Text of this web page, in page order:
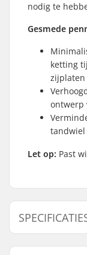
nodig te
Gesmede
ketting
zijplaten
ontwerp
tandwiel
Let op: Past
Ketting type: